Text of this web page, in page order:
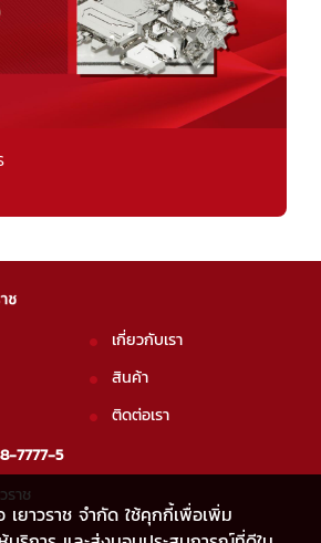
เยาวราช จำกัด ใช้คุกกี้เพื่อเพิ่ม
เกี่ยวกับเรา
สินค้า
ติดต่อเรา
7777-5
ราช